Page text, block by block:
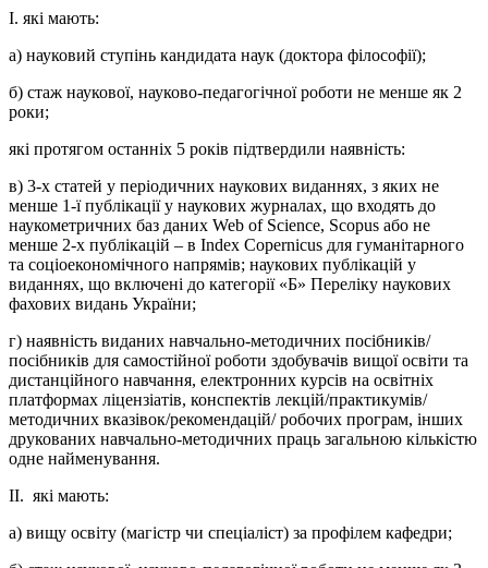
І. які мають:
а) науковий ступінь кандидата наук (доктора філософії);
б) стаж наукової, науково-педагогічної роботи не менше як 2
роки;
які протягом останніх 5 років підтвердили наявність:
в) 3-х статей у періодичних наукових виданнях, з яких не
менше 1-ї публікації у наукових журналах, що входять до
наукометричних баз даних Web of Science, Scopus або не
менше 2-х публікацій – в Index Сореrnicus для гуманітарного
та соціоекономічного напрямів; наукових публікацій у
виданнях, що включені до категорії «Б» Переліку наукових
фахових видань України;
г) наявність виданих навчально-методичних посібників/
посібників для самостійної роботи здобувачів вищої освіти та
дистанційного навчання, електронних курсів на освітніх
платформах ліцензіатів, конспектів лекцій/практикумів/
методичних вказівок/рекомендацій/ робочих програм, інших
друкованих навчально-методичних праць загальною кількістю
одне найменування.
ІІ. які мають:
а) вищу освіту (магістр чи спеціаліст) за профілем кафедри;